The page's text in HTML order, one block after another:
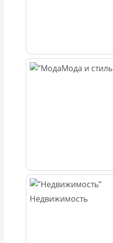
Мода и стиль
Недвижимость